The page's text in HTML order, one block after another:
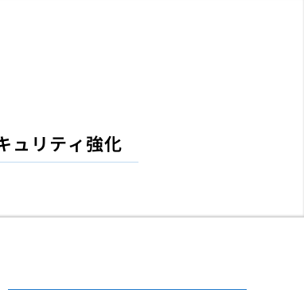
ュリティ強化